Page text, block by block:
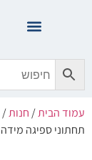
עמוד הבית/חנות/
תחתוני ספיגה מידה M | בריז אוברנייט מידה מדיום